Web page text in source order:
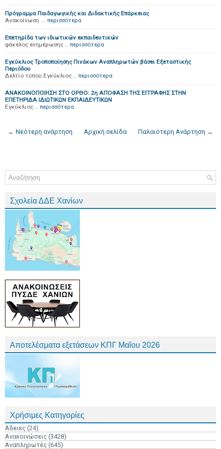
Πρόγραμμα Παιδαγωγικής και Διδακτικής Επάρκειας
Ανακοίνωση … περισσότερα
Επετηρίδα των ιδιωτικών εκπαιδευτικών
φάκελος ενημέρωσης … περισσότερα
Εγκύκλιος Τροποποίησης Πινάκων Αναπληρωτών βάσει Εξεταστικής
Περιόδου
Δελτίο τύπου Εγκύκλιος … περισσότερα
ΑΝΑΚΟΙΝΟΠΟΙΗΣΗ ΣΤΟ ΟΡΘΟ: 2η ΑΠΟΦΑΣΗ ΤΗΣ ΕΓΓΡΑΦΗΣ ΣΤΗΝ
ΕΠΕΤΗΡΙΔΑ ΙΔΙΩΤΙΚΩΝ ΕΚΠΑΙΔΕΥΤΙΚΩΝ
Εγκύκλιος … περισσότερα
← Νεότερη ανάρτηση Παλαιότερη Ανάρτηση →
Αρχική σελίδα
Σχολεία ΔΔΕ Χανίων
Αποτελέσματα εξετάσεων ΚΠΓ Μαΐου 2026
Χρήσιμες Κατηγορίες
Άδειες (24)
Ανακοινώσεις (3428)
Αναπληρωτές (645)